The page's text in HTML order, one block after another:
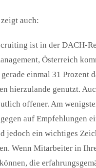
auch:
ist in der DACH-
Österreich
einmal 31 Prozent
hierzulande genutzt.
offener. Am
auf Empfehlungen
jedoch ein wichtiges
Wenn Mitarbeiter in
die